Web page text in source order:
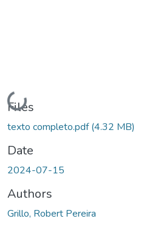
Loading...
Files
texto completo.pdf(4.32 MB)
Date
2024-07-15
Authors
Grillo, Robert Pereira